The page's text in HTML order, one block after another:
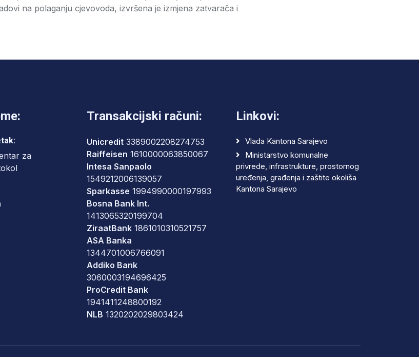
na polaganju cjevovoda, izvršena je izmjena zatvarača i
za
Transakcijski računi:
Unicredit 3389002208274753
Raiffeisen 1610000063850067
Intesa Sanpaolo
1549212006139057
Sparkasse 1994990000197993
Bosna Bank Int.
1413065320199704
ZiraatBank 1861010310521757
ASA Banka
1344701006766091
Addiko Bank
3060003194696425
ProCredit Bank
1941411248800192
NLB 1320202029803424
Linkovi:
Vlada Kantona Sarajevo
Ministarstvo komunalne
privrede, infrastrukture, prostornog
uređenja, građenja i zaštite okoliša
Kantona Sarajevo